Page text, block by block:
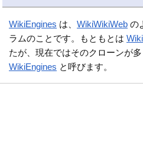
WikiEngines は、WikiWikiWeb の
ラムのことです。もともとは
たが、現在ではそのクローンが
WikiEngines と呼びます。